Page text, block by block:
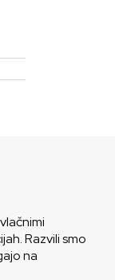
Razvili smo
na